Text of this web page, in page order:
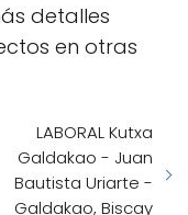
detalles
en otras
LABORAL Kutxa
Galdakao - Juan
Bautista Uriarte -
Galdakao, Biscay